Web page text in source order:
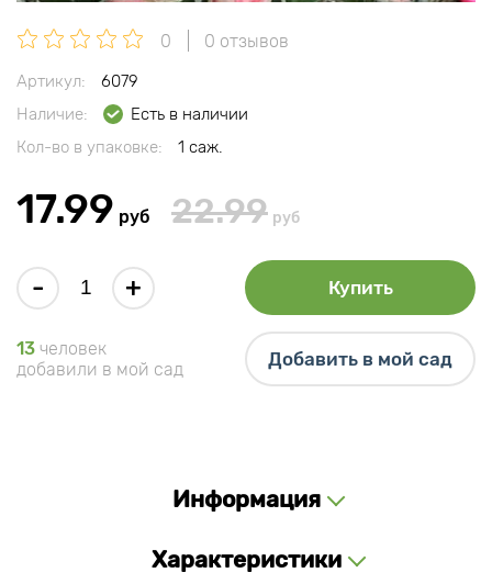
0 0 отзывов
Артикул:
6079
Наличие:
Есть в наличии
Кол-во в упаковке:
1 саж.
17.99 руб 22.99 руб
- + Купить
13 человек
добавили в мой сад
Добавить в мой сад
Информация
Характеристики